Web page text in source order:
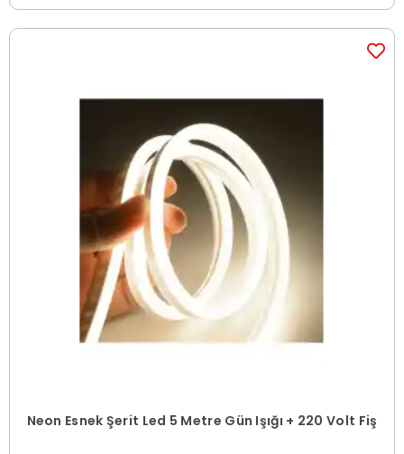
Neon Esnek Şerit Led 5 Metre Gün Işığı + 220 Volt Fiş